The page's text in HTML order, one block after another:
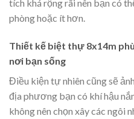
tích khá rộng rãi nên bạn có
phòng hoặc ít hơn.
Thiết kế biệt thự 8x14m
nơi bạn sống
Điều kiện tự nhiên cũng sẽ
địa phương bạn có khí hậu
không nên chọn xây các ngôi